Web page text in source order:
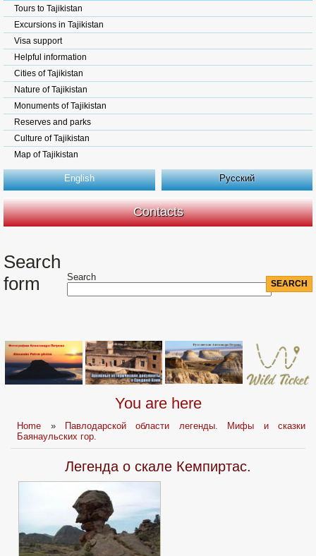
Tours to Tajikistan
Excursions in Tajikistan
Visa support
Helpful information
Cities of Tajikistan
Nature of Tajikistan
Monuments of Tajikistan
Reserves and parks
Culture of Tajikistan
Map of Tajikistan
English Русский
Contacts
Search
form
Search
You are here
Home »
Павлодарской области легенды. Мифы и сказки
Баянаульских гор.
Легенда о скале Кемпиртас.